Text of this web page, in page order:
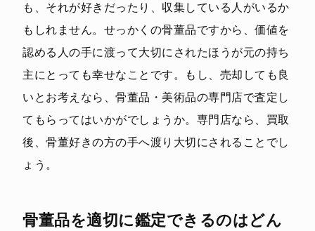
も、それが好きだったり、収集している人がいるか
もしれません。せっかくの骨董品ですから、価値を
認める人の手に渡って大切にされたほうが元の持ち
主にとっても幸せなことです。もし、売却しても良
いとお考えなら、骨董品・美術品の専門店で査定し
てもらってはいかがでしょうか。専門店なら、買取
後、骨董好きの方の手へ渡り大切にされることでし
ょう。
骨董品を適切に鑑定できるのはどん